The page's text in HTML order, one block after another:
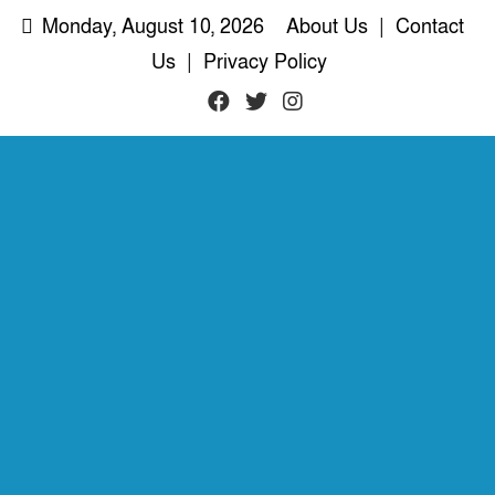
Monday, August 10, 2026 About Us
Contact
Us
Privacy Policy